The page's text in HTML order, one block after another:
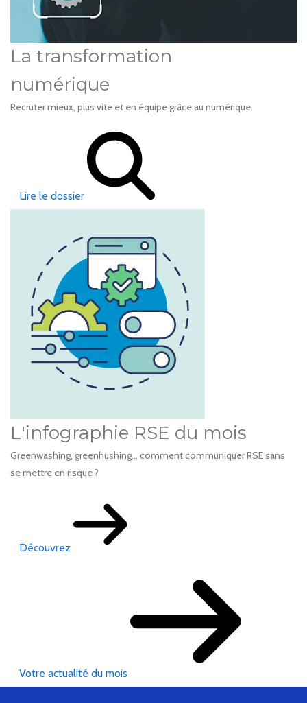
La transformation
numérique
Recruter mieux, plus vite et en équipe grâce au numérique.
Lire le dossier
L'infographie RSE du mois
Greenwashing, greenhushing… comment communiquer RSE sans
se mettre en risque ?
Découvrez
Votre actualité du mois